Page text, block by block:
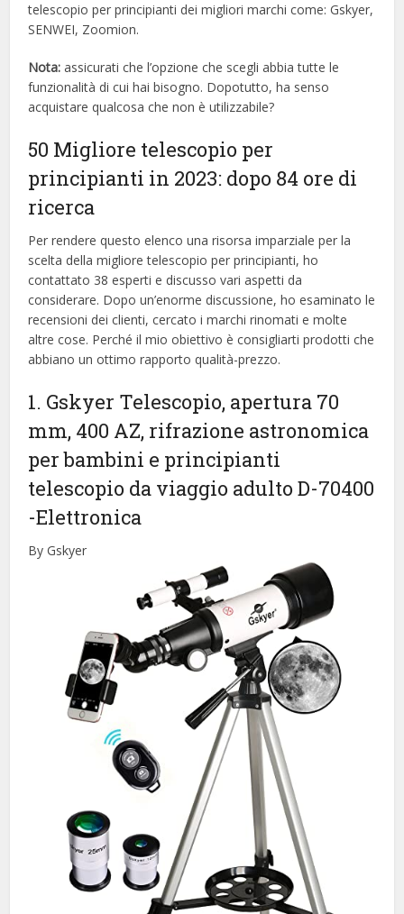
telescopio per principianti dei migliori marchi come: Gskyer,
SENWEI, Zoomion.
Nota: assicurati che l’opzione che scegli abbia tutte le
funzionalità di cui hai bisogno. Dopotutto, ha senso
acquistare qualcosa che non è utilizzabile?
50 Migliore telescopio per
principianti in 2023: dopo 84 ore di
ricerca
Per rendere questo elenco una risorsa imparziale per la
scelta della migliore telescopio per principianti, ​​ho
contattato 38 esperti e discusso vari aspetti da
considerare. Dopo un’enorme discussione, ho esaminato le
recensioni dei clienti, cercato i marchi rinomati e molte
altre cose. Perché il mio obiettivo è consigliarti prodotti che
abbiano un ottimo rapporto qualità-prezzo.
1. Gskyer Telescopio, apertura 70
mm, 400 AZ, rifrazione astronomica
per bambini e principianti
telescopio da viaggio adulto D-70400
-Elettronica
By Gskyer